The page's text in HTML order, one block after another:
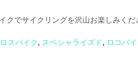
でサイクリングを沢山お楽しみくだ
スバイク, スペシャライズド, ロコバ